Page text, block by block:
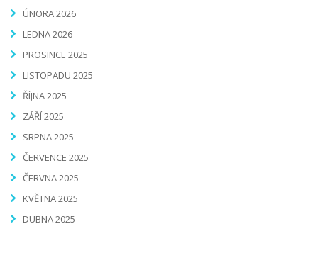
ÚNORA 2026
LEDNA 2026
PROSINCE 2025
LISTOPADU 2025
ŘÍJNA 2025
ZÁŘÍ 2025
SRPNA 2025
ČERVENCE 2025
ČERVNA 2025
KVĚTNA 2025
DUBNA 2025